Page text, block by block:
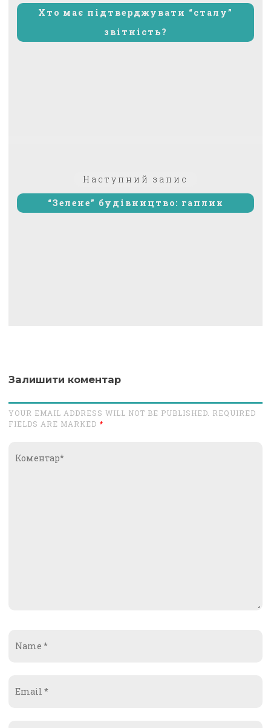
Хто має підтверджувати “сталу”
звітність?
Наступний запис
“Зелене” будівництво: гаплик
Залишити коментар
YOUR EMAIL ADDRESS WILL NOT BE PUBLISHED. REQUIRED
FIELDS ARE MARKED *